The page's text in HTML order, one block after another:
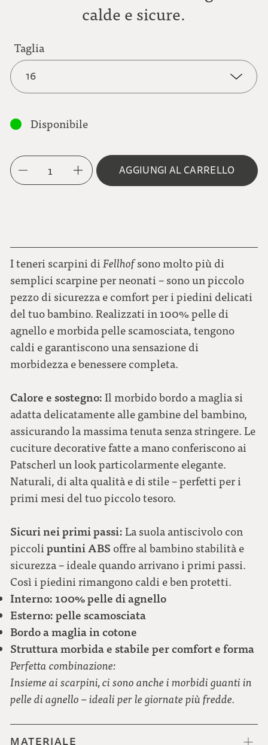
calde e sicure.
Taglia
16
20
Disponibile
1 AGGIUNGI AL CARRELLO
I teneri scarpini diFellhofsono molto più di
semplici scarpine per neonati – sono un piccolo
pezzo di sicurezza e comfort per i piedini delicati
del tuo bambino. Realizzati in 100% pelle di
agnello e morbida pelle scamosciata, tengono
caldi e garantiscono una sensazione di
morbidezza e benessere completa.
Calore e sostegno:Il morbido bordo a maglia si
adatta delicatamente alle gambine del bambino,
assicurando la massima tenuta senza stringere. Le
cuciture decorative fatte a mano conferiscono ai
Patscherl un look particolarmente elegante.
Naturali, di alta qualità e di stile – perfetti per i
primi mesi del tuo piccolo tesoro.
Sicuri nei primi passi:La suola antiscivolo con
piccolipuntini ABS offre al bambino stabilità e
sicurezza – ideale quando arrivano i primi passi.
Così i piedini rimangono caldi e ben protetti.
Interno: 100% pelle di agnello
Esterno: pelle scamosciata
Bordo a maglia in cotone
Struttura morbida e stabile per comfort e forma
Perfetta combinazione:
Insieme ai scarpini, ci sono anche i morbidi guanti in
pelle di agnello – ideali per le giornate più fredde.
MATERIALE